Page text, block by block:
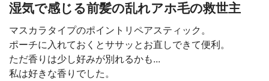
湿気で感じる前髪の乱れアホ毛の救世主
マスカラタイプのポイントリペアスティック。
ポーチに入れておくとササッとお直しできて便利。
ただ香りは少し好みが別れるかも...
私は好きな香りでした。